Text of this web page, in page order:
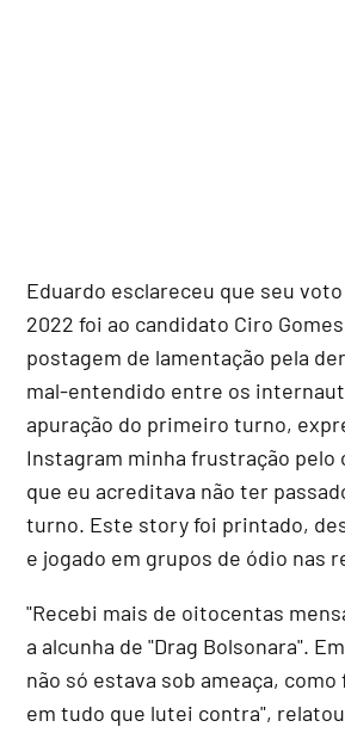
Eduardo esclareceu que seu
2022 foi ao candidato Ciro
postagem de lamentação pela
mal-entendido entre os
apuração do primeiro turno,
Instagram minha frustração pelo
que eu acreditava não ter
turno. Este story foi printado,
e jogado em grupos de ódio nas
"Recebi mais de oitocentas
a alcunha de "Drag Bolsonara".
não só estava sob ameaça,
em tudo que lutei contra",